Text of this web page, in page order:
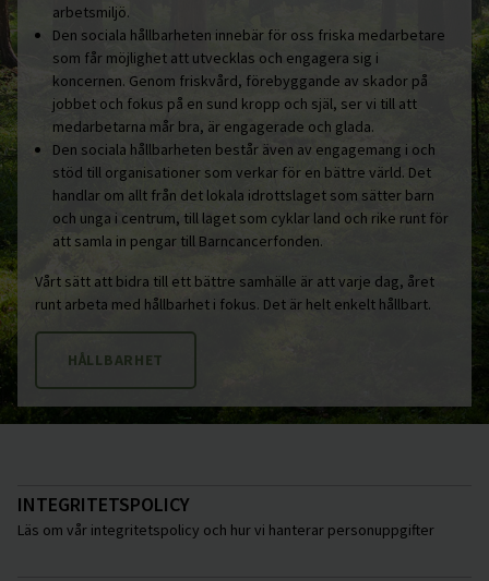
arbetsmiljö.
Den sociala hållbarheten innebär för oss friska medarbetare
som får möjlighet att utvecklas och engagera sig i
koncernen. Genom friskvård, förebyggande av skador på
jobbet och fokus på en sund kropp och själ, ser vi till att
medarbetarna mår bra, är engagerade och glada.
Den sociala hållbarheten består även av engagemang i och
stöd till organisationer som verkar för en bättre värld. Det
handlar om allt från det lokala idrottslaget som sätter barn
och unga i centrum, till laget som cyklar land och rike runt för
att samla in pengar till Barncancerfonden.
Vårt sätt att bidra till ett bättre samhälle är att varje dag, året
runt arbeta med hållbarhet i fokus. Det är helt enkelt hållbart.
HÅLLBARHET
INTEGRITETSPOLICY
Läs om vår integritetspolicy och hur vi hanterar personuppgifter